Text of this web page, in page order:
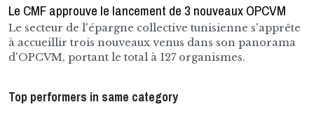
Le CMF approuve le lancement de 3 nouveaux OPCVM
Le secteur de l'épargne collective tunisienne s'apprête
à accueillir trois nouveaux venus dans son panorama
d'OPCVM, portant le total à 127 organismes.
Top performers in same category